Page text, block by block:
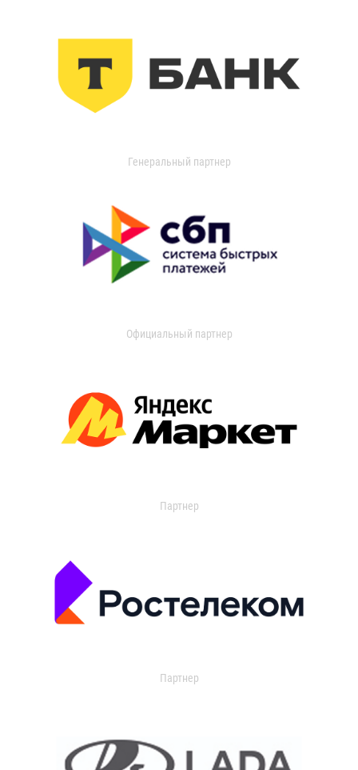
Генеральный партнер
Официальный партнер
Партнер
Партнер